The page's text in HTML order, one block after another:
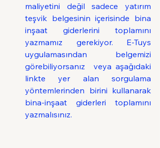
maliyetini değil sadece yatırım
teşvik belgesinin içerisinde bina
inşaat giderlerini toplamını
yazmamız gerekiyor. E-Tuys
uygulamasından belgemizi
görebiliyorsanız  veya aşağıdaki
linkte yer alan sorgulama
yöntemlerinden birini kullanarak
bina-inşaat giderleri toplamını
yazmalısınız.